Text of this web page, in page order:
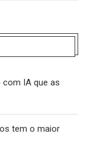
IA que as
tem o maior